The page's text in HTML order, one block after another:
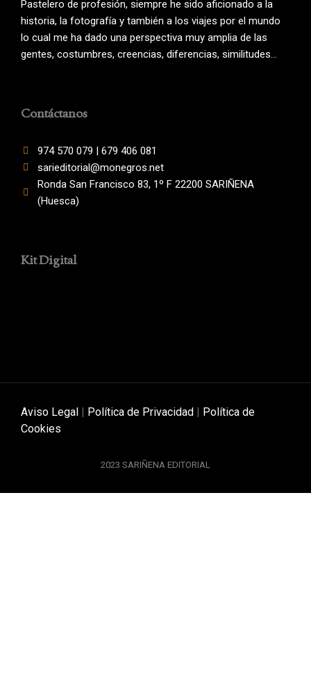
Pastelero de profesión, siempre he sido aficionado a la
historia, la fotografía y también a los viajes por el mundo
lo cual me ha dado una perspectiva muy amplia de las
gentes, costumbres, creencias, diferencias, similitudes…
Contáctanos
974 570 079 | 679 406 081
sarieditorial@monegros.net
Ronda San Francisco 83, 1º F 22200 SARIÑENA
(Huesca)
Kit Digital
2023 SARIÑENA EDITORIAL
Aviso Legal Política de Privacidad
Política de
Cookies